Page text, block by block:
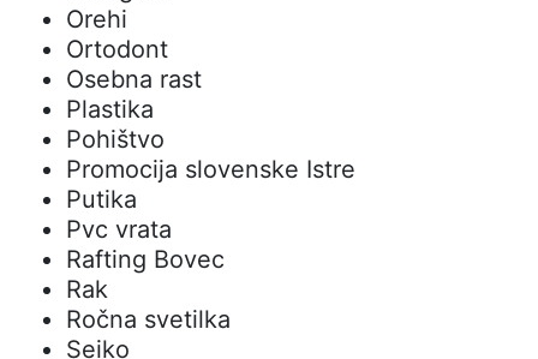
Orehi
Ortodont
Osebna rast
Plastika
Pohištvo
Promocija slovenske Istre
Putika
Pvc vrata
Rafting Bovec
Rak
Ročna svetilka
Seiko